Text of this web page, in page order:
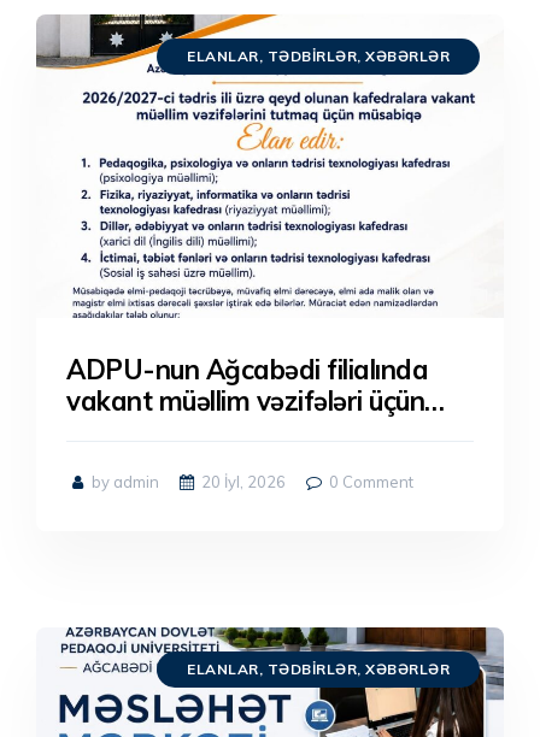
ELANLAR, TƏDBIRLƏR, XƏBƏRLƏR
ADPU-nun Ağcabədi filialında
vakant müəllim vəzifələri üçün
müsabiqə elan olunur
by admin 20 İyl, 2026 0 Comment
ELANLAR, TƏDBIRLƏR, XƏBƏRLƏR